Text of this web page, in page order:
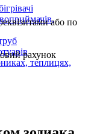
теплицях,
або по
рахунок